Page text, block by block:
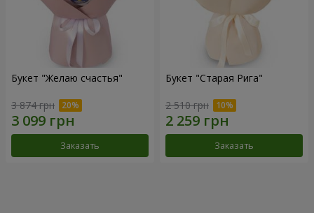
Букет "Желаю счастья"
3 874 грн
Заказать
Букет "Старая Рига"
2 510 грн
Заказать